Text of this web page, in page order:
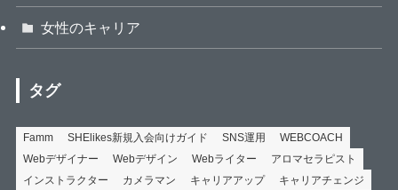
女性のキャリア
タグ
Famm SHElikes新規入会向けガイド SNS運用
WEBCOACH
Webデザイナー
Webデザイン Webライター
アロマセラピスト
インストラクター
カメラマン キャリアアップ
キャリアチェンジ